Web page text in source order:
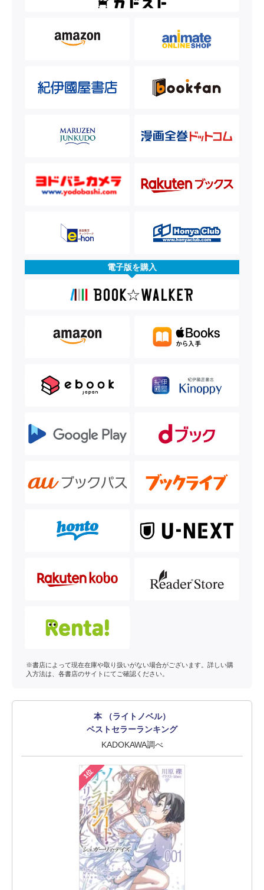
電子版を購入
※書店によって現在在庫や取り扱いがない場合がございます。詳しい購
入方法は、各書店のサイトにてご確認ください。
本 （ライトノベル）
ベストセラーランキング
KADOKAWA調べ
1位